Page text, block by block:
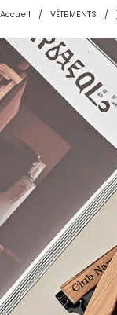
Vêtement
Accueil VÊTEMENTS